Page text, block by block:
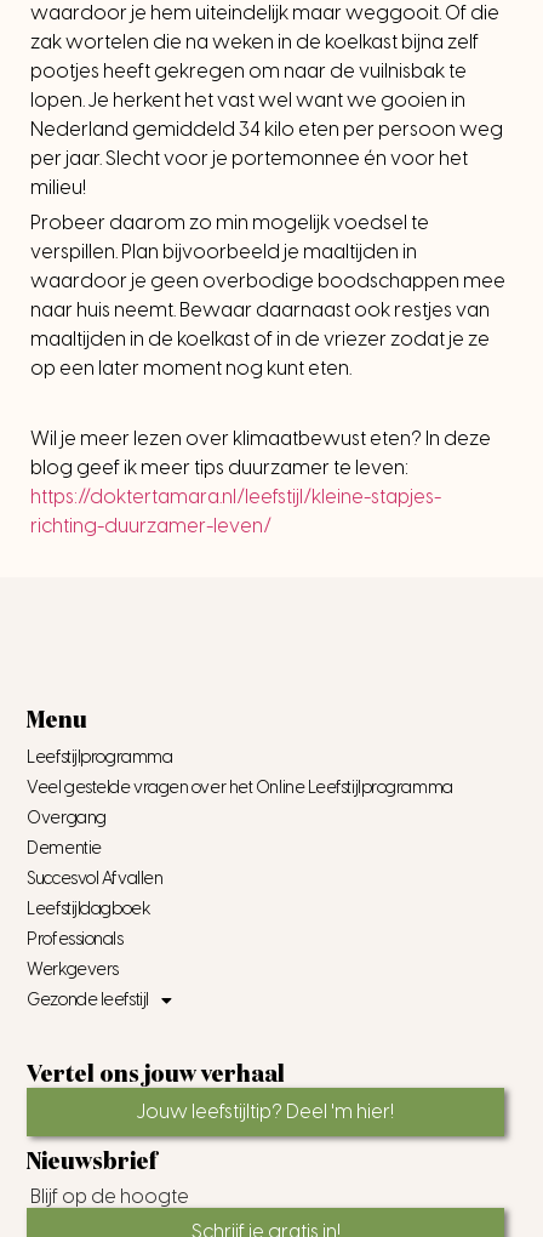
waardoor je hem uiteindelijk maar weggooit. Of die
zak wortelen die na weken in de koelkast bijna zelf
pootjes heeft gekregen om naar de vuilnisbak te
lopen. Je herkent het vast wel want we gooien in
Nederland gemiddeld 34 kilo eten per persoon weg
per jaar. Slecht voor je portemonnee én voor het
milieu!
Probeer daarom zo min mogelijk voedsel te
verspillen. Plan bijvoorbeeld je maaltijden in
waardoor je geen overbodige boodschappen mee
naar huis neemt. Bewaar daarnaast ook restjes van
maaltijden in de koelkast of in de vriezer zodat je ze
op een later moment nog kunt eten.
Wil je meer lezen over klimaatbewust eten? In deze
blog geef ik meer tips duurzamer te leven:
https://doktertamara.nl/leefstijl/kleine-stapjes-
richting-duurzamer-leven/
Menu
Leefstijlprogramma
Veel gestelde vragen over het Online Leefstijlprogramma
Overgang
Dementie
Succesvol Afvallen
Leefstijldagboek
Professionals
Werkgevers
Gezonde leefstijl
Vertel ons jouw verhaal
Jouw leefstijltip? Deel 'm hier!
Nieuwsbrief
Blijf op de hoogte
Schrijf je gratis in!